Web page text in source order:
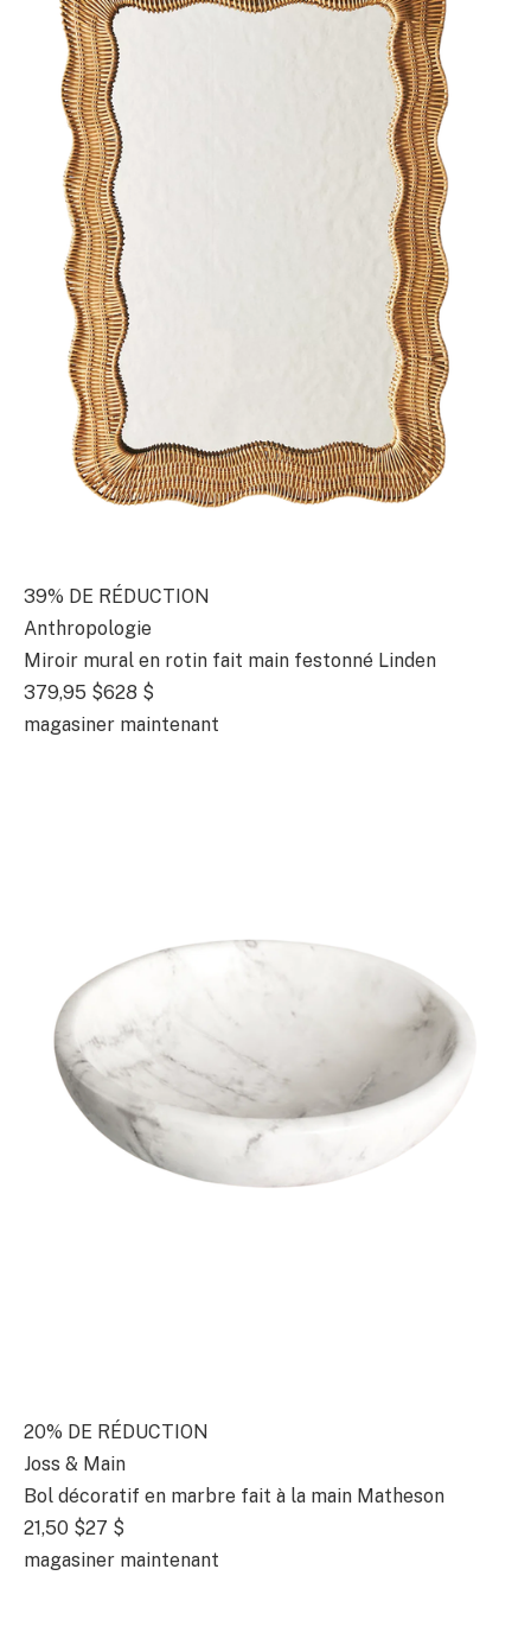
39% DE RÉDUCTION
Anthropologie
Miroir mural en rotin fait main festonné Linden
379,95 $628 $
magasiner maintenant
20% DE RÉDUCTION
Joss & Main
Bol décoratif en marbre fait à la main Matheson
21,50 $27 $
magasiner maintenant